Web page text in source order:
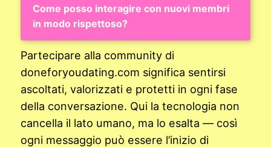
Come posso interagire con nuovi membri
in modo rispettoso?
Partecipare alla community di
doneforyoudating.com significa sentirsi
ascoltati, valorizzati e protetti in ogni fase
della conversazione. Qui la tecnologia non
cancella il lato umano, ma lo esalta — così
ogni messaggio può essere l’inizio di